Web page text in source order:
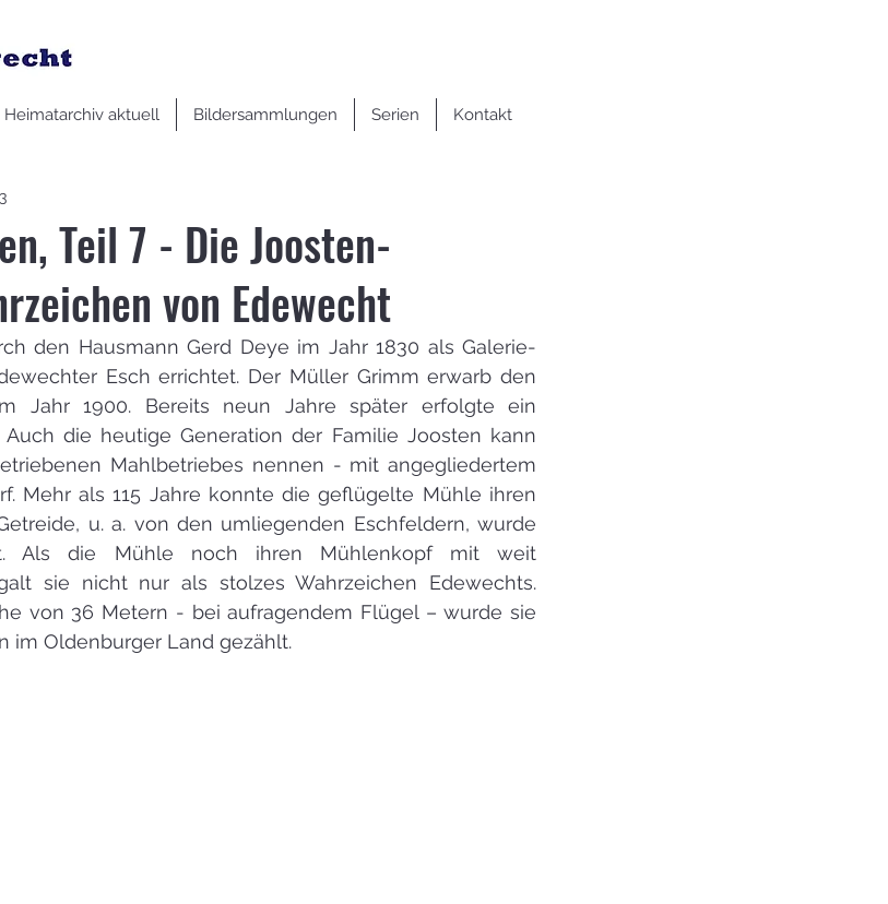
Heimatarchiv aktuell Bildersammlungen Serien Kontakt
Teil 7 - Die Joosten-
von Edewecht
den Hausmann Gerd Deye im Jahr 1830 als Galerie-
Esch errichtet. Der Müller Grimm erwarb den
Jahr 1900. Bereits neun Jahre später erfolgte ein
Auch die heutige Generation der Familie Joosten kann
Mahlbetriebes nennen - mit angegliedertem
Mehr als 115 Jahre konnte die geflügelte Mühle ihren
u. a. von den umliegenden Eschfeldern, wurde
Als die Mühle noch ihren Mühlenkopf mit weit
sie nicht nur als stolzes Wahrzeichen Edewechts.
von 36 Metern - bei aufragendem Flügel – wurde sie
im Oldenburger Land gezählt.